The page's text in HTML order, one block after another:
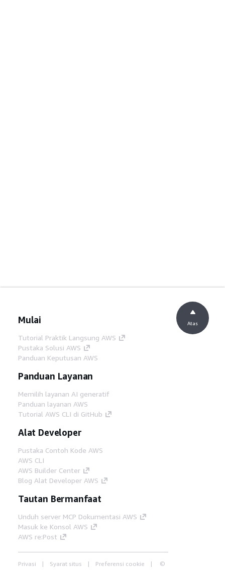
Mulai
Tutorial Praktik Langsung AWS
Pustaka Solusi AWS
Panduan Keputusan AWS
Panduan Layanan
Memilih layanan AI generatif
Panduan layanan AWS
Tutorial AWS CLI di GitHub
Alat Developer
Pustaka Contoh Kode AWS
AWS CLI
AWS Builder Center
Blog Alat Developer AWS
Tautan Bermanfaat
Unduh server MCP Dokumentasi AWS
Masuk ke Konsol AWS
AWS re:Post
Privasi Syarat situs Preferensi cookie ©
Atas